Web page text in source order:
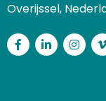
Overijssel,
Facebook
LinkedIn